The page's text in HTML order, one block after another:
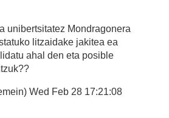
unibertsitatez Mondragonera
litzaidake jakitea ea
ahal den eta posible
Wed Feb 28 17:21:08